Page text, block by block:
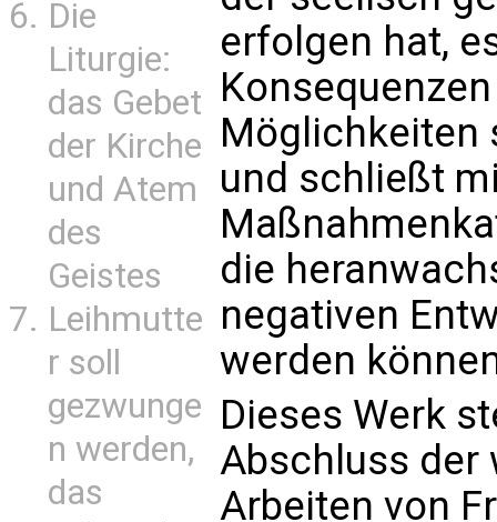
Die
Liturgie:
das Gebet
der Kirche
und Atem
des
Geistes
Leihmutte
r soll
gezwunge
n werden,
das
erfolgen hat,
Möglichkeiten
und schließt
die
negativen
werden
Dieses Werk
Abschluss
Arbeiten von